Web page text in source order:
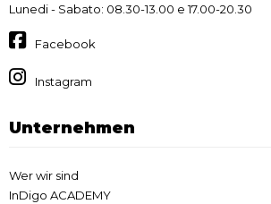
Lunedi - Sabato: 08.30-13.00 e 17.00-20.30
Facebook
Instagram
Unternehmen
Wer wir sind
InDigo ACADEMY